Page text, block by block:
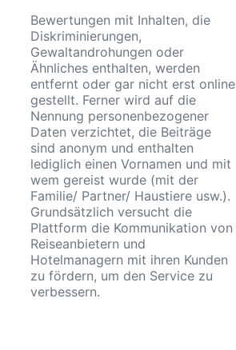
Bewertungen mit Inhalten, die
Diskriminierungen,
Gewaltandrohungen oder
Ähnliches enthalten, werden
entfernt oder gar nicht erst online
gestellt. Ferner wird auf die
Nennung personenbezogener
Daten verzichtet, die Beiträge
sind anonym und enthalten
lediglich einen Vornamen und mit
wem gereist wurde (mit der
Familie/ Partner/ Haustiere usw.).
Grundsätzlich versucht die
Plattform die Kommunikation von
Reiseanbietern und
Hotelmanagern mit ihren Kunden
zu fördern, um den Service zu
verbessern.